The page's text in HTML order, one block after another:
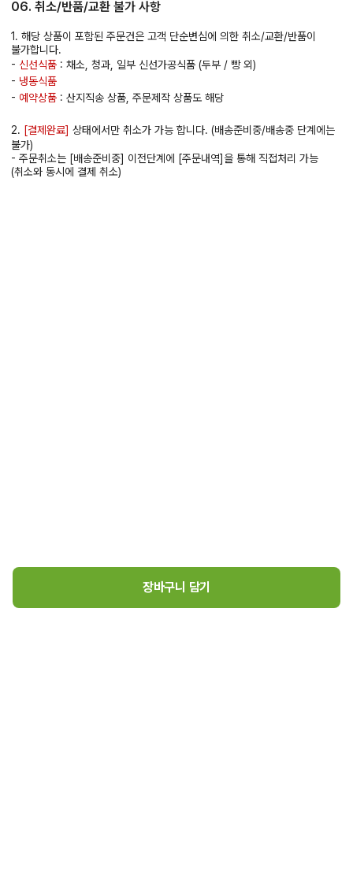
06. 취소/반품/교환 불가 사항
1. 해당 상품이 포함된 주문건은 고객 단순변심에 의한 취소/교환/반품이
불가합니다.
- 신선식품 : 채소, 청과, 일부 신선가공식품 (두부 / 빵 외)
- 냉동식품
- 예약상품 : 산지직송 상품, 주문제작 상품도 해당
2. [결제완료] 상태에서만 취소가 가능 합니다. (배송준비중/배송중 단계에는
불가)
- 주문취소는 [배송준비중] 이전단계에 [주문내역]을 통해 직접처리 가능
(취소와 동시에 결제 취소)
장바구니 담기